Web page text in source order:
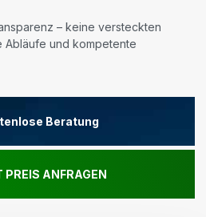
– keine versteckten
Abläufe und kompetente
Beratung
PREIS ANFRAGEN